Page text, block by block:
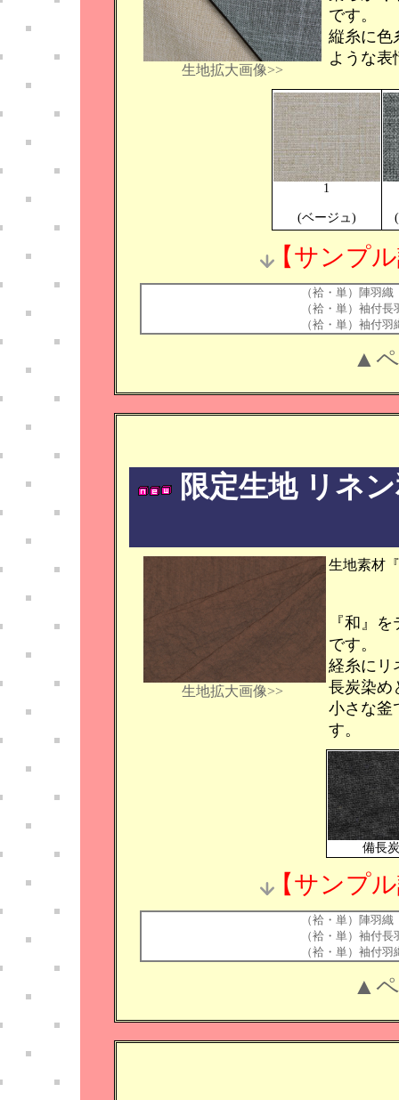
生地拡大画像>>
です。
縦糸に色
ような表
1
(ベージュ)
【サンプ
（袷・単）陣羽織
（袷・単）袖付長
（袷・単）袖付羽
▲
限定生地 リネ
生地拡大画像>>
生地素材
『和』
です。
経糸にリ
長炭染め
小さな釜
す。
備長
【サンプ
（袷・単）陣羽織
（袷・単）袖付長
（袷・単）袖付羽
▲